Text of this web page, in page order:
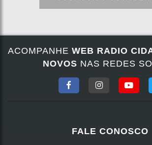
ACOMPANHE WEB RADIO
NOVOS NAS REDES
FALE CONOSCO